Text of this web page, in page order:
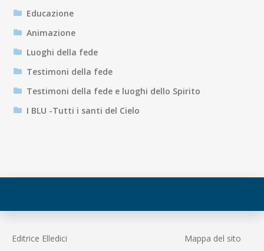
Educazione
Animazione
Luoghi della fede
Testimoni della fede
Testimoni della fede e luoghi dello Spirito
I BLU -Tutti i santi del Cielo
Editrice Elledici Mappa del sito